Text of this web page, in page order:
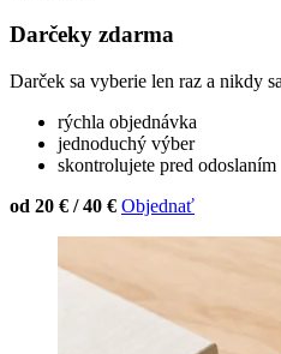
Darčeky zdarma
Darček sa vyberie len raz a nikdy
rýchla objednávka
jednoduchý výber
skontrolujete pred odoslaním
od 20 € / 40 € Objednať